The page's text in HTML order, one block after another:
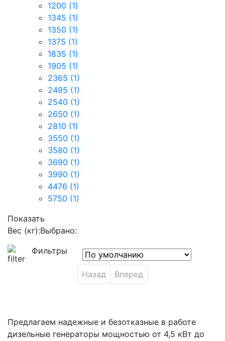
1200 (1)
1345 (1)
1350 (1)
1375 (1)
1835 (1)
1905 (1)
2365 (1)
2495 (1)
2540 (1)
2650 (1)
2810 (1)
3550 (1)
3580 (1)
3690 (1)
3990 (1)
4476 (1)
5750 (1)
Показать
Вес (кг):Выбрано:
Фильтры
Назад Вперед
Предлагаем надежные и безотказные в работе
дизельные генераторы мощностью от 4,5 кВт до